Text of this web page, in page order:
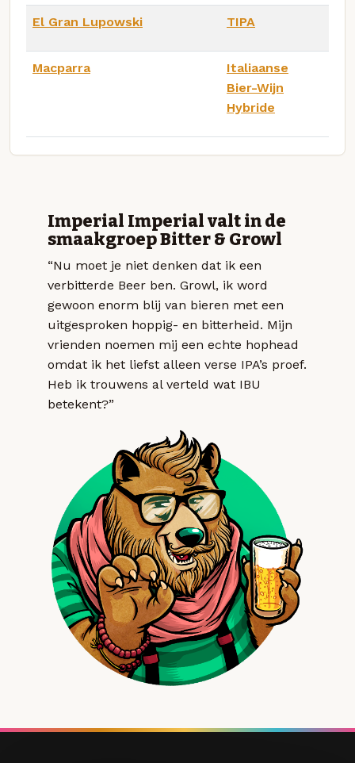
El Gran Lupowski TIPA
Macparra
Italiaanse
Bier-Wijn
Hybride
Imperial Imperial valt in de
smaakgroep Bitter & Growl
“Nu moet je niet denken dat ik een
verbitterde Beer ben. Growl, ik word
gewoon enorm blij van bieren met een
uitgesproken hoppig- en bitterheid. Mijn
vrienden noemen mij een echte hophead
omdat ik het liefst alleen verse IPA’s proef.
Heb ik trouwens al verteld wat IBU
betekent?”